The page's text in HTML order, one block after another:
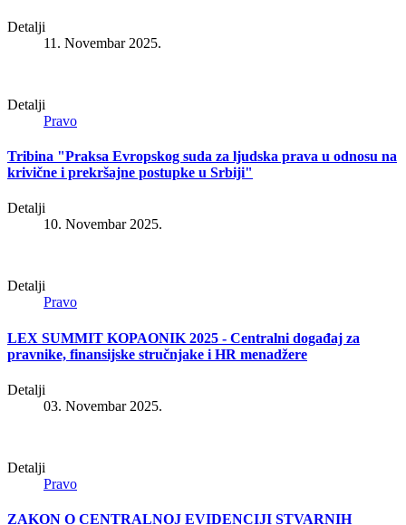
Detalji
11. Novembar 2025.
Detalji
Pravo
Tribina "Praksa Evropskog suda za ljudska prava u odnosu na
krivične i prekršajne postupke u Srbiji"
Detalji
10. Novembar 2025.
Detalji
Pravo
LEX SUMMIT KOPAONIK 2025 - Centralni događaj za
pravnike, finansijske stručnjake i HR menadžere
Detalji
03. Novembar 2025.
Detalji
Pravo
ZAKON O CENTRALNOJ EVIDENCIJI STVARNIH